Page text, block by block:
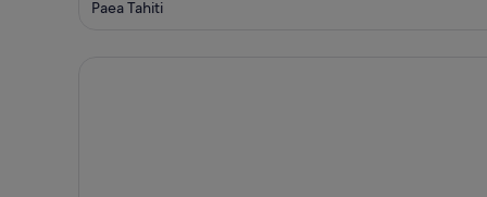
access to beach and lagoon, pool
Paea Tahiti